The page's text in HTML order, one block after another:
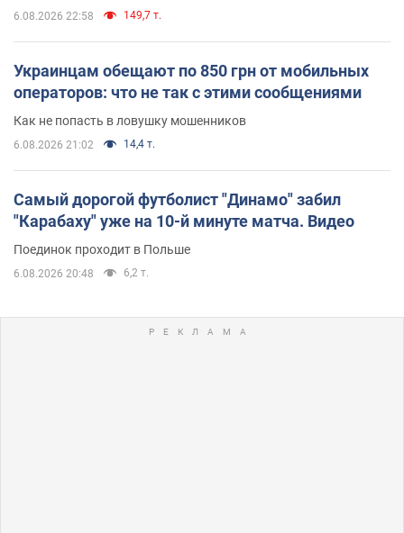
6.08.2026 22:58 149,7 т.
Украинцам обещают по 850 грн от мобильных
операторов: что не так с этими сообщениями
Как не попасть в ловушку мошенников
6.08.2026 21:02 14,4 т.
Самый дорогой футболист "Динамо" забил
"Карабаху" уже на 10-й минуте матча. Видео
Поединок проходит в Польше
6.08.2026 20:48 6,2 т.